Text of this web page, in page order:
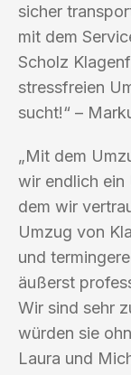
sicher
mit dem
Scholz
stressfreien
sucht!“ –
„Mit dem
wir endlich ein
dem wir
Umzug von
und
äußerst
Wir sind sehr
würden sie
Laura und